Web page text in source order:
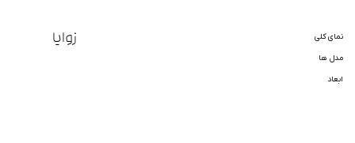
نمای کلی
مدل ها
ابعاد
زوایا